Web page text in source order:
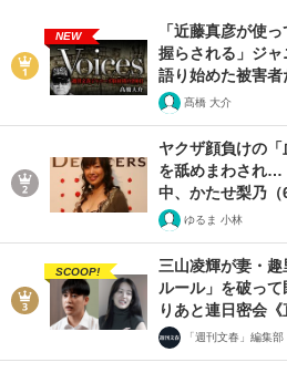
NEW
「近藤真彦が使
握らされる」ジャ
語り始めた被害者
髙橋 大介
ヤクザ顔負けの
を舐めまわされ…
中、かたせ梨乃
ゆるま 小林
SCOOP!
三山凌輝が妻・
ルール」を破っ
りあと連日密会
「週刊文春」編集部